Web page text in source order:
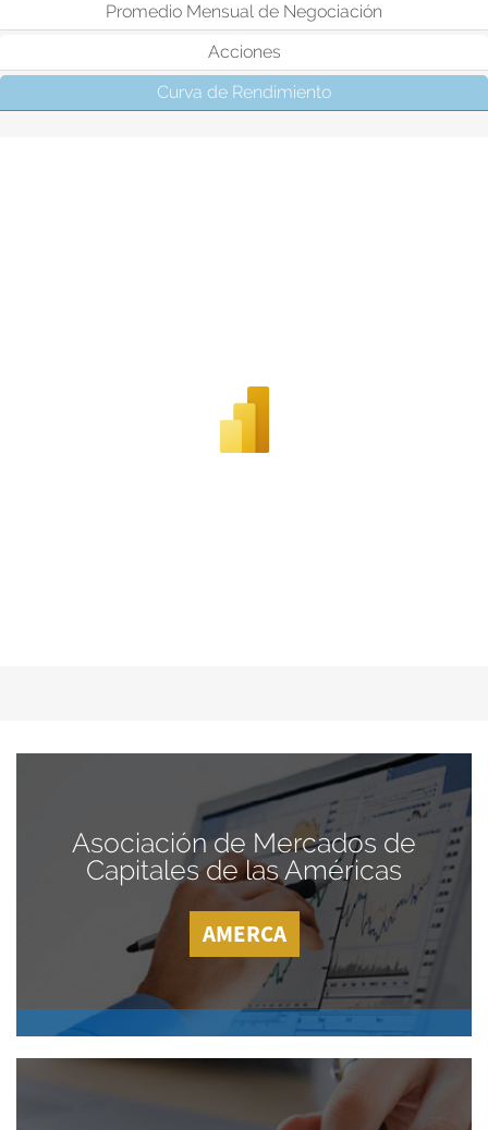
Promedio Mensual de Negociación
Acciones
Curva de Rendimiento
Asociación de Mercados de
Capitales de las Américas
AMERCA